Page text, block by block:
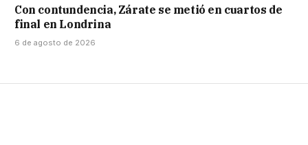
Con contundencia, Zárate se metió en cuartos de
final en Londrina
6 de agosto de 2026